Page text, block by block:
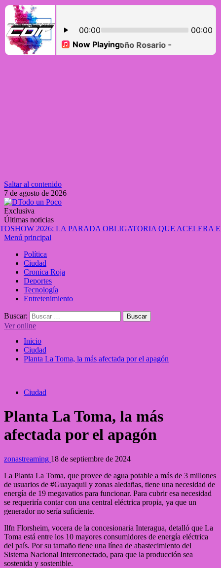
Saltar al contenido
7 de agosto de 2026
Exclusiva
Últimas noticias
Menú principal
Política
Ciudad
Cronica Roja
Deportes
Tecnología
Entretenimiento
Buscar:
Ver online
Inicio
Ciudad
Planta La Toma, la más afectada por el apagón
Ciudad
Planta La Toma, la más
afectada por el apagón
zonastreaming 18 de septiembre de 2024
La Planta La Toma, que provee de agua potable a más de 3 millones
de usuarios de #Guayaquil y zonas aledañas, tiene una necesidad de
energía de 19 megavatios para funcionar. Para cubrir esa necesidad
se requeriría contar con una central eléctrica propia, ya que un
generador no sería suficiente.
Ilfn Florsheim, vocera de la concesionaria Interagua, detalló que La
Toma está entre los 10 mayores consumidores de energía eléctrica
del país. Por su tamaño tiene una línea de abastecimiento del
Sistema Nacional Interconectado, para que la producción sea
sostenida y sostenible.